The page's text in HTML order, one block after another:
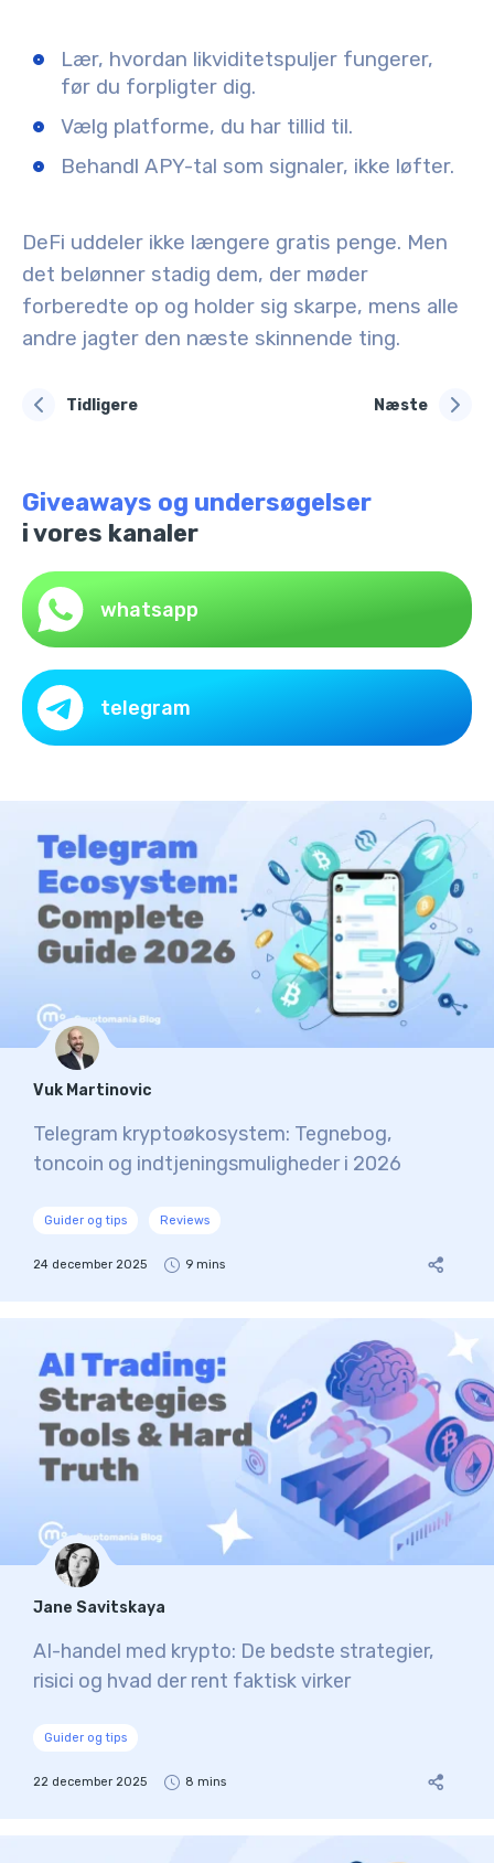
Lær, hvordan likviditetspuljer fungerer,
før du forpligter dig.
Vælg platforme, du har tillid til.
Behandl APY-tal som signaler, ikke løfter.
DeFi uddeler ikke længere gratis penge. Men
det belønner stadig dem, der møder
forberedte op og holder sig skarpe, mens alle
andre jagter den næste skinnende ting.
Tidligere Næste
Giveaways og undersøgelser
i vores kanaler
whatsapp
telegram
Vuk Martinovic
Telegram kryptoøkosystem: Tegnebog,
toncoin og indtjeningsmuligheder i 2026
Guider og tips Reviews
24 december 2025 9 mins
Jane Savitskaya
AI-handel med krypto: De bedste strategier,
risici og hvad der rent faktisk virker
Guider og tips
22 december 2025 8 mins